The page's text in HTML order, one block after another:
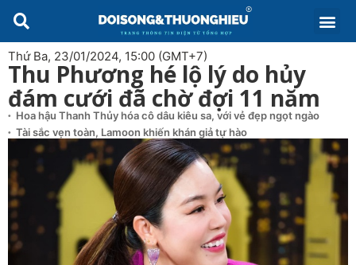
Thứ Ba, 23/01/2024, 15:00 (GMT+7)
Thu Phương hé lộ lý do hủy
đám cưới đã chờ đợi 11 năm
Hoa hậu Thanh Thủy hóa cô dâu kiêu sa, với vẻ đẹp ngọt ngào
Tài sắc vẹn toàn, Lamoon khiến khán giả tự hào